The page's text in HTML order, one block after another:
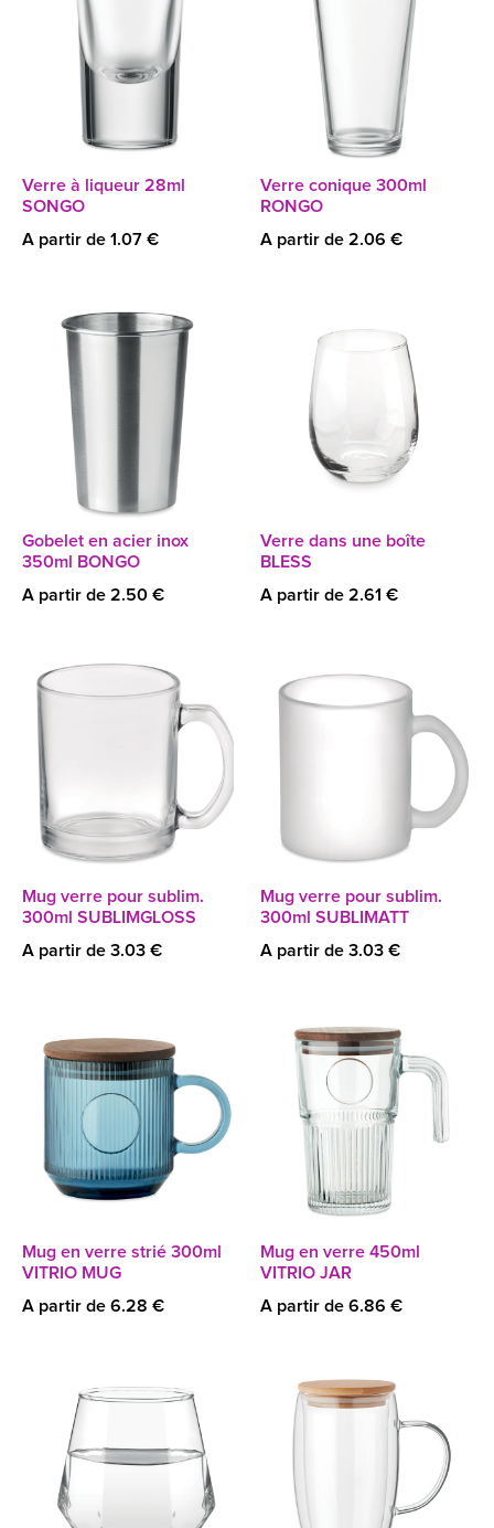
Verre à liqueur 28ml
SONGO
A partir de 1.07 €
Verre conique 300ml
RONGO
A partir de 2.06 €
Gobelet en acier inox
350ml BONGO
A partir de 2.50 €
Verre dans une boîte
BLESS
A partir de 2.61 €
Mug verre pour sublim.
300ml SUBLIMGLOSS
A partir de 3.03 €
Mug verre pour sublim.
300ml SUBLIMATT
A partir de 3.03 €
Mug en verre strié 300ml
VITRIO MUG
A partir de 6.28 €
Mug en verre 450ml
VITRIO JAR
A partir de 6.86 €